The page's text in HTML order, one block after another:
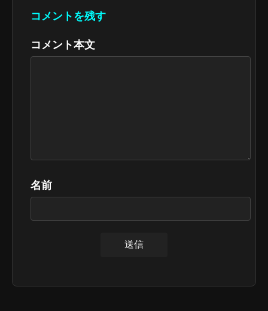
コメントを残す
コメント本文
名前